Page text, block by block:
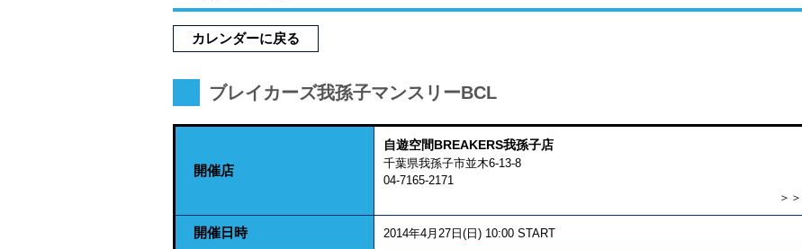
カレンダーに戻る
ブレイカーズ我孫子マンスリーBCL
開催店
自遊空間BREAKERS我孫子店
千葉県我孫子市並木6-13-8
04-7165-2171
＞＞
開催日時 2014年4月27日(日) 10:00 START